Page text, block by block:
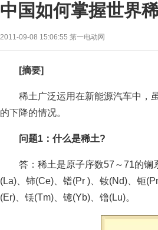
中国如何掌握世界
2011-09-08 15:06:55 第一电动网
[摘要]
稀土广泛运用在新能源汽车中，
的下降的情况。
问题1：什么是稀土?
答：稀土是原子序数57～71的镧
(La)、铈(Ce)、镨(Pr )、钕(Nd)、钷
(Er)、铥(Tm)、镱(Yb)、镥(Lu)。